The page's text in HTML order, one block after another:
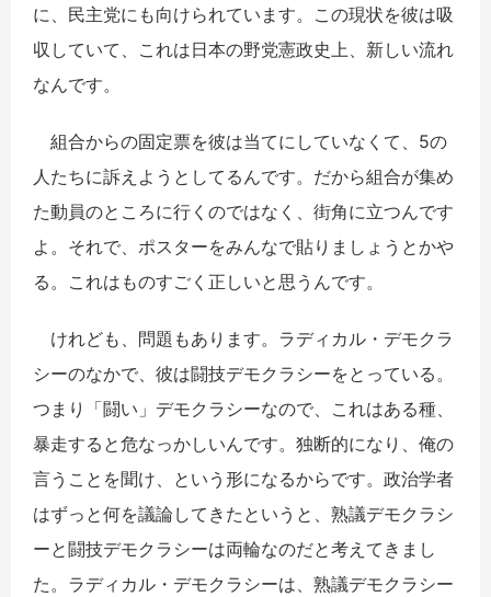
に、民主党にも向けられています。この現状を彼は吸
収していて、これは日本の野党憲政史上、新しい流れ
なんです。
組合からの固定票を彼は当てにしていなくて、5の
人たちに訴えようとしてるんです。だから組合が集め
た動員のところに行くのではなく、街角に立つんです
よ。それで、ポスターをみんなで貼りましょうとかや
る。これはものすごく正しいと思うんです。
けれども、問題もあります。ラディカル・デモクラ
シーのなかで、彼は闘技デモクラシーをとっている。
つまり「闘い」デモクラシーなので、これはある種、
暴走すると危なっかしいんです。独断的になり、俺の
言うことを聞け、という形になるからです。政治学者
はずっと何を議論してきたというと、熟議デモクラシ
ーと闘技デモクラシーは両輪なのだと考えてきまし
た。ラディカル・デモクラシーは、熟議デモクラシー